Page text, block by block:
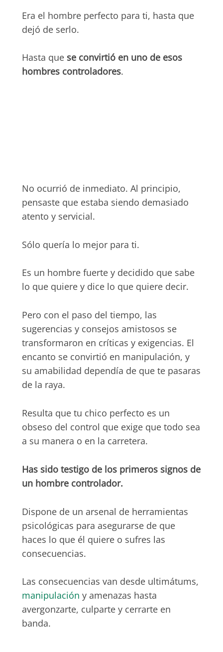
Era el hombre perfecto para ti, hasta que
dejó de serlo.
Hasta que se convirtió en uno de esos
hombres controladores.
No ocurrió de inmediato. Al principio,
pensaste que estaba siendo demasiado
atento y servicial.
Sólo quería lo mejor para ti.
Es un hombre fuerte y decidido que sabe
lo que quiere y dice lo que quiere decir.
Pero con el paso del tiempo, las
sugerencias y consejos amistosos se
transformaron en críticas y exigencias. El
encanto se convirtió en manipulación, y
su amabilidad dependía de que te pasaras
de la raya.
Resulta que tu chico perfecto es un
obseso del control que exige que todo sea
a su manera o en la carretera.
Has sido testigo de los primeros signos de
un hombre controlador.
Dispone de un arsenal de herramientas
psicológicas para asegurarse de que
haces lo que él quiere o sufres las
consecuencias.
Las consecuencias van desde ultimátums,
manipulación y amenazas hasta
avergonzarte, culparte y cerrarte en
banda.